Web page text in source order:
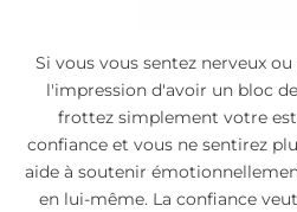
Si vous vous sentez nerveux
l'impression d'avoir un bloc
frottez simplement votre
confiance et vous ne sentirez
aide à soutenir
en lui-même. La confiance